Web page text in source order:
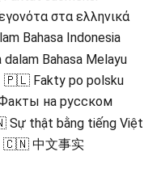
στα ελληνικά
Bahasa Indonesia
Bahasa Melayu
🇵🇱 Fakty po polsku
на русском
thật bằng tiếng Việt
🇨🇳 中文事实